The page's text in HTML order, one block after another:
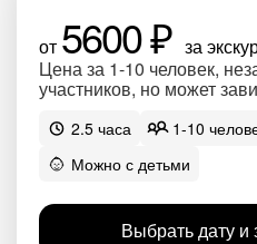
от 5600 ₽ за
Цена за 1-10 человек,
участников, но может
2.5 часа 1-10
Можно с детьми
Выбрать дату и